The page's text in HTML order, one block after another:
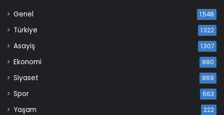
Genel 1.548
Türkiye 1.322
Asayiş 1.307
Ekonomi 880
Siyaset 869
Spor 663
Yaşam 222